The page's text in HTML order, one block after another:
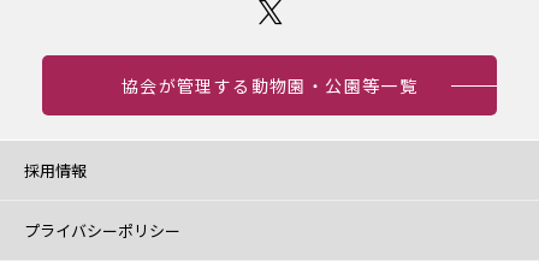
協会が管理する動物園・公園等一覧
採用情報
プライバシーポリシー